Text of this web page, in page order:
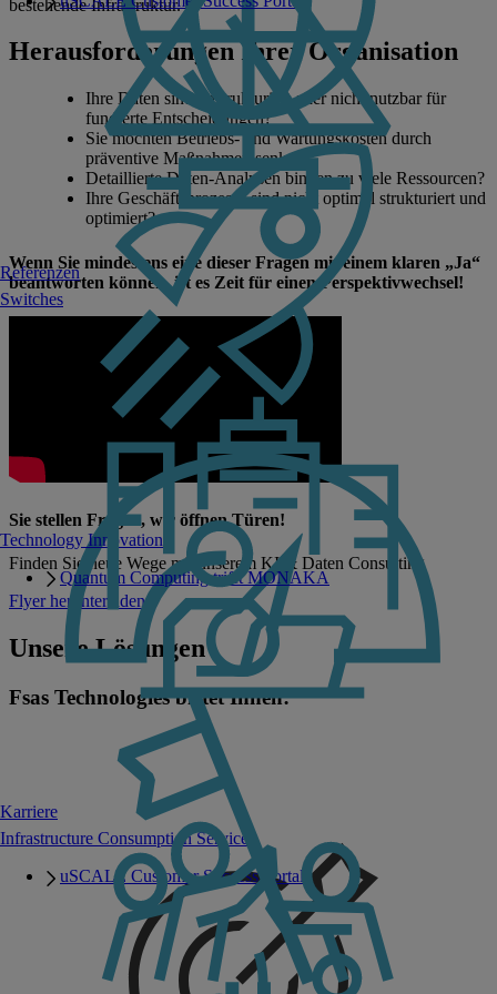
Switches
Infrastructure Consumption Services
uSCALE Customer Success Portal
Technology Innovation
Quantum Computing trifft MONAKA
Referenzen
Karriere
bestehende Infrastruktur.
Herausforderungen Ihrer Organisation
Ihre Daten sind unstrukturiert oder nicht nutzbar für
fundierte Entscheidungen?
Sie möchten Betriebs- und Wartungskosten durch
präventive Maßnahmen senken?
Detaillierte Daten-Analysen binden zu viele Ressourcen?
Ihre Geschäftsprozesse sind nicht optimal strukturiert und
optimiert?
Wenn Sie mindestens eine dieser Fragen mit einem klaren „Ja“
beantworten können, ist es Zeit für einen Perspektivwechsel!
Sie stellen Fragen, wir öffnen Türen!
Finden Sie neue Wege mit unserem KI & Daten Consulting
Flyer herunterladen
Unsere Lösungen
Fsas Technologies bietet Ihnen: